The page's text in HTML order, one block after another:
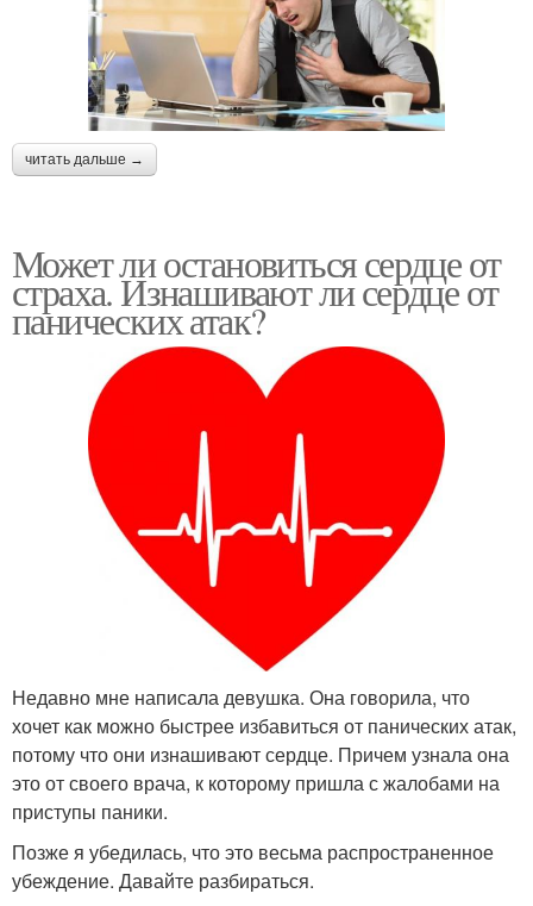
читать дальше →
Может ли остановиться сердце от
страха. Изнашивают ли сердце от
панических атак?
Недавно мне написала девушка. Она говорила, что
хочет как можно быстрее избавиться от панических атак,
потому что они изнашивают сердце. Причем узнала она
это от своего врача, к которому пришла с жалобами на
приступы паники.
Позже я убедилась, что это весьма распространенное
убеждение. Давайте разбираться.